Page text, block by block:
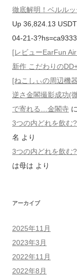
徹底解明！ベルル
Up 36,824.13
04-21-
[レビューEarFun
新作 こだわりの
[ねこしぃの周辺機
逆さ金閣撮影成功(
で寄れる…金閣寺 に
3つの内どれを飲
名 より
3つの内どれを飲
は母は より
アーカイブ
2025年11月
2023年3月
2022年11月
2022年8月